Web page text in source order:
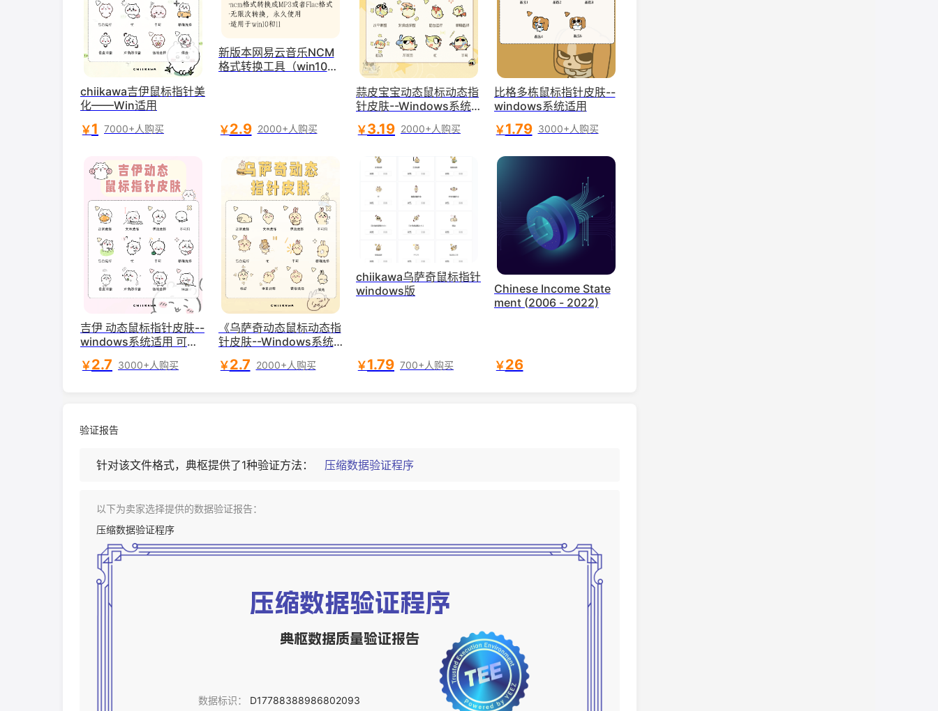
chiikawa吉伊鼠标指针美
化——Win适用
￥1 7000+人购买
新版本网易云音乐NCM
格式转换工具（win10和
￥2.9 2000+人购买
蒜皮宝宝动态鼠标动态指
针皮肤--Windows系统
￥3.19 2000+人购买
比格多栋鼠标指针皮肤--
windows系统适用
￥1.79 3000+人购买
吉伊 动态鼠标指针皮肤--
windows系统适用 可爱
的吉伊 chiikawa鼠标指
针系列
￥2.7 3000+人购买
《乌萨奇动态鼠标动态指
针皮肤--Windows系统
适用》
￥2.7 2000+人购买
chiikawa乌萨奇鼠标指针
windows版
￥1.79 700+人购买
Chinese Income State
ment (2006 - 2022)
￥26
验证报告
针对该文件格式，典枢提供了1种验证方法： 压缩数据验证程序
以下为卖家选择提供的数据验证报告：
压缩数据验证程序
压缩数据验证程序
典枢数据质量验证报告
数据标识： D17788388986802093